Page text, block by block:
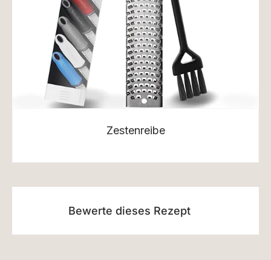
Zestenreibe
Bewerte dieses Rezept